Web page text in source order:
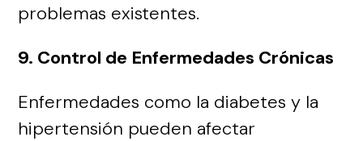
problemas existentes.
9. Control de Enfermedades Crónicas
Enfermedades como la diabetes y la
hipertensión pueden afectar